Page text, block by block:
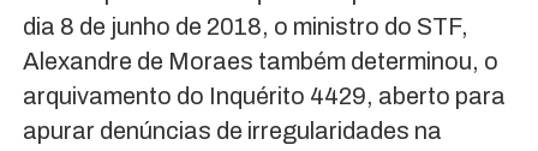
dia 8 de junho de 2018, o ministro do STF,
Alexandre de Moraes também determinou, o
arquivamento do Inquérito 4429, aberto para
apurar denúncias de irregularidades na